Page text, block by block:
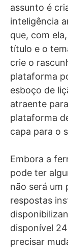
assunto é
inteligência
que, com
título e o
crie o
plataforma
esboço de
atraente
plataforma
capa para o
Embora a
pode ter
não será um
respostas
disponível
precisar